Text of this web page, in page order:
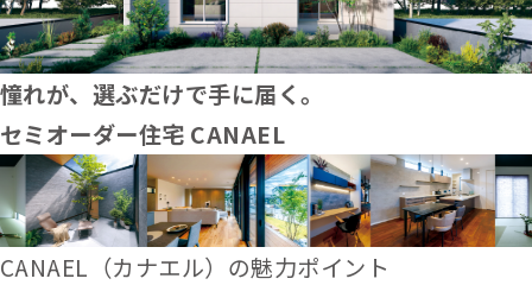
憧れが、選ぶだけで手に届く。
セミオーダー住宅 CANAEL
CANAEL（カナエル）の魅力ポイント